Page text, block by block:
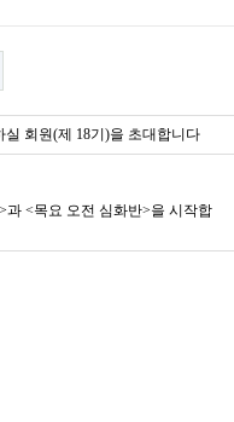
회원(제 18기)을 초대합니다
과 <목요 오전 심화반>을 시작합